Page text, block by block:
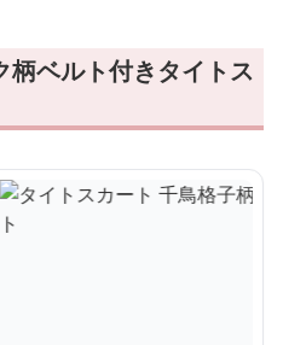
柄ベルト付きタイトス